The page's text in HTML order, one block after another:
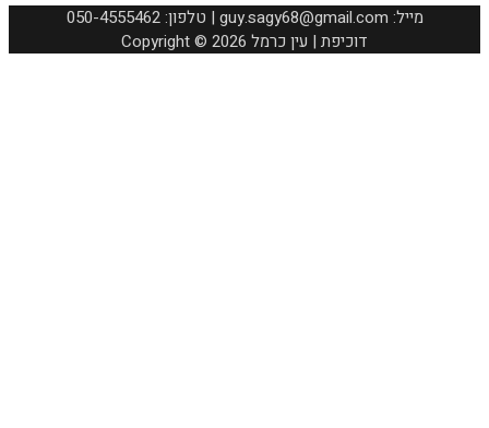
050-4555462 :טלפון | guy.sagy68@gmail.com :מייל
Copyright © 2026 דוכיפת | עין כרמל